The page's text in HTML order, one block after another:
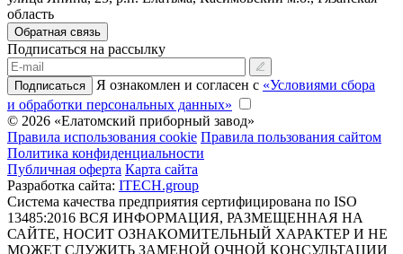
область
Обратная связь
Подписаться на рассылку
Подписаться Я ознакомлен и согласен с «Условиями сбора
и обработки персональных данных»
© 2026 «Елатомский приборный завод»
Правила использования cookie Правила пользования сайтом
Политика конфиденциальности
Публичная оферта Карта сайта
Разработка сайта: ITECH.group
Система качества предприятия сертифицирована по ISO
13485:2016 ВСЯ ИНФОРМАЦИЯ, РАЗМЕЩЕННАЯ НА
САЙТЕ, НОСИТ ОЗНАКОМИТЕЛЬНЫЙ ХАРАКТЕР И НЕ
МОЖЕТ СЛУЖИТЬ ЗАМЕНОЙ ОЧНОЙ КОНСУЛЬТАЦИИ